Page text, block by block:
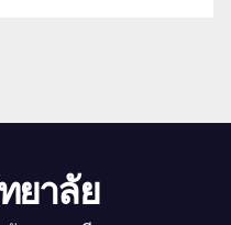
าลัย